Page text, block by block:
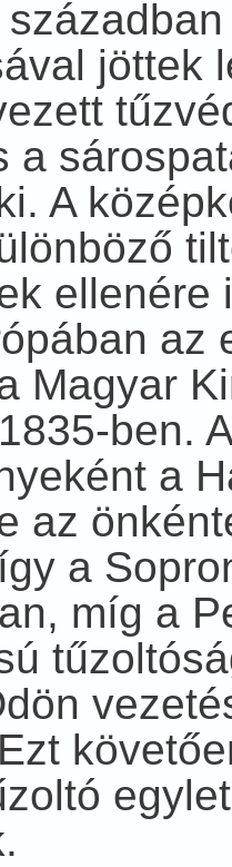
jöttek
a
A
az
Magyar
ben.
a
az
a
míg a